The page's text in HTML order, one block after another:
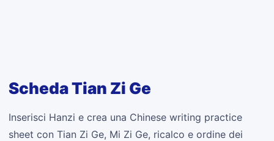
Scheda Tian Zi Ge
Inserisci Hanzi e crea una Chinese writing practice
sheet con Tian Zi Ge, Mi Zi Ge, ricalco e ordine dei